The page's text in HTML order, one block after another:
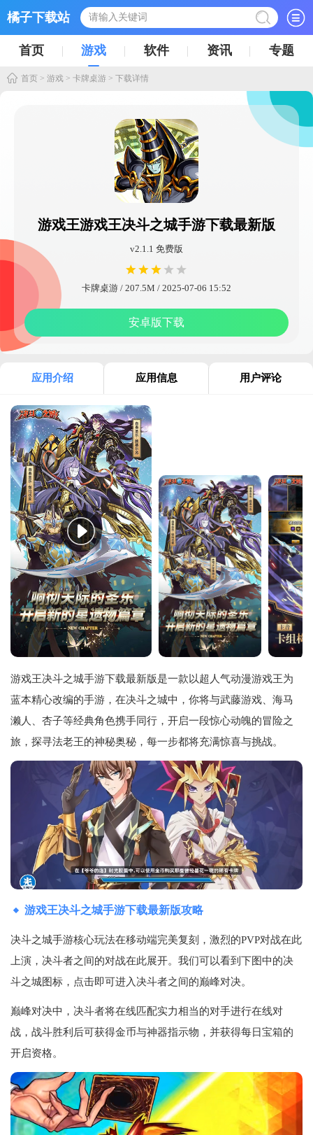
橘子下载站
首页 游戏 软件 资讯 专题
首页 > 游戏 > 卡牌桌游 > 下载详情
游戏王游戏王决斗之城手游下载最新版
v2.1.1 免费版
卡牌桌游 / 207.5M / 2025-07-06 15:52
安卓版下载
应用介绍 应用信息 用户评论
游戏王决斗之城手游下载最新版是一款以超人气动漫游戏王为
蓝本精心改编的手游，在决斗之城中，你将与武藤游戏、海马
濑人、杏子等经典角色携手同行，开启一段惊心动魄的冒险之
旅，探寻法老王的神秘奥秘，每一步都将充满惊喜与挑战。
游戏王决斗之城手游下载最新版攻略
决斗之城手游核心玩法在移动端完美复刻，激烈的PVP对战在此
上演，决斗者之间的对战在此展开。我们可以看到下图中的决
斗之城图标，点击即可进入决斗者之间的巅峰对决。
巅峰对决中，决斗者将在线匹配实力相当的对手进行在线对
战，战斗胜利后可获得金币与神器指示物，并获得每日宝箱的
开启资格。